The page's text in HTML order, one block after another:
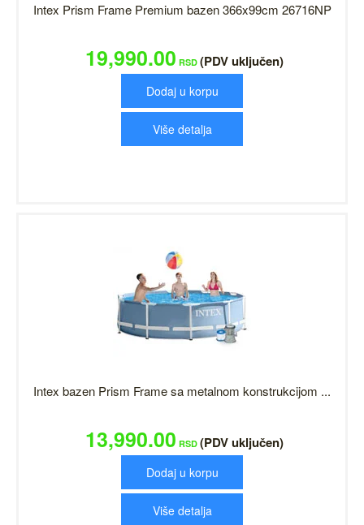
Intex Prism Frame Premium bazen 366x99cm 26716NP
19,990.00 RSD (PDV uključen)
Dodaj u korpu
Više detalja
Intex bazen Prism Frame sa metalnom konstrukcijom ...
13,990.00 RSD (PDV uključen)
Dodaj u korpu
Više detalja